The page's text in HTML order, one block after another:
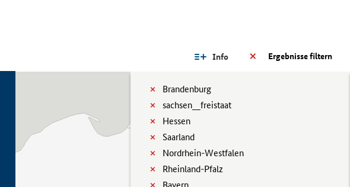
Ergebnisse filtern
Info
Brandenburg
sachsen__freistaat
Hessen
Saarland
Nordrhein-Westfalen
Rheinland-Pfalz